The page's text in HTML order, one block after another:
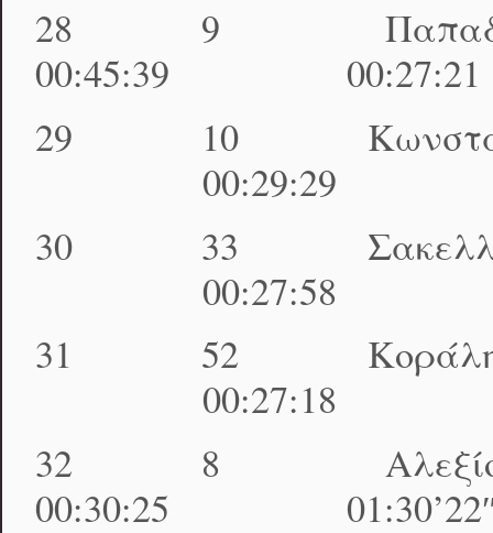
28 9
00:45:39
29 10
00:29:29
30 33
00:27:58
31 52 Κοράλης
00:27:18
32 8
00:30:25